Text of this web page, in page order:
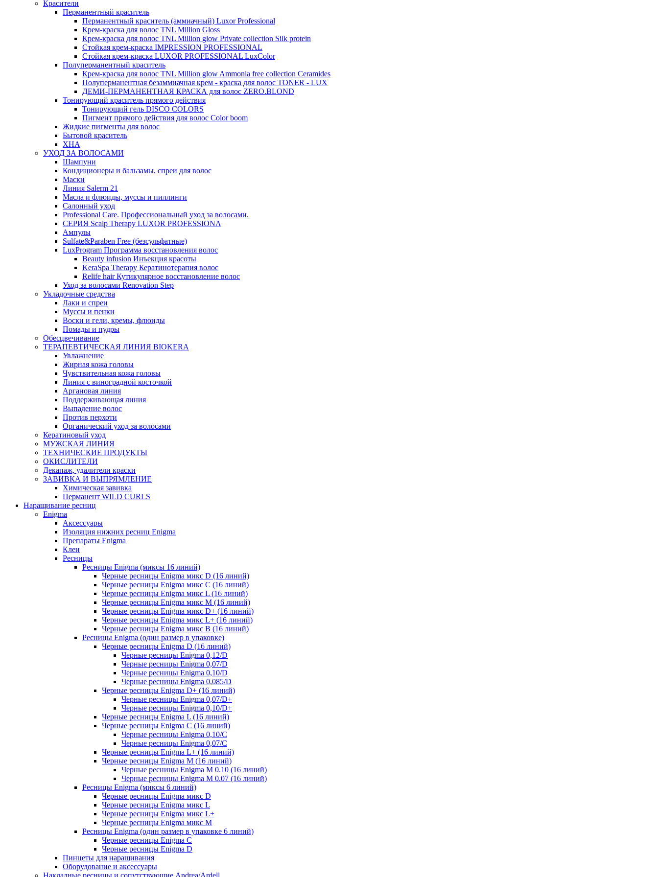
Красители
Перманентный краситель
Перманентный краситель (аммиачный) Luxor Professional
Крем-краска для волос TNL Million Gloss
Крем-краска для волос TNL Million glow Private collection Silk protein
Стойкая крем-краска IMPRESSION PROFESSIONAL
Стойкая крем-краска LUXOR PROFESSIONAL LuxColor
Полуперманентный краситель
Крем-краска для волос TNL Million glow Ammonia free collection Ceramides
Полуперманентная безаммиачная крем - краска для волос TONER - LUX
ДЕМИ-ПЕРМАНЕНТНАЯ КРАСКА для волос ZERO.BLOND
Тонирующий краситель прямого действия
Тонирующий гель DISCO COLORS
Пигмент прямого действия для волос Color boom
Жидкие пигменты для волос
Бытовой краситель
ХНА
УХОД ЗА ВОЛОСАМИ
Шампуни
Кондиционеры и бальзамы, спреи для волос
Маски
Линия Salerm 21
Масла и флюиды, муссы и пиллинги
Салонный уход
Professional Care. Профессиональный уход за волосами.
СЕРИЯ Scalp Therapy LUXOR PROFESSIONA
Ампулы
Sulfate&Paraben Free (безсульфатные)
LuxProgram Программа восстановления волос
Beauty infusion Инъекция красоты
KeraSpa Therapy Кератинотерапия волос
Relife hair Кутикулярное восстановление волос
Уход за волосами Renovation Step
Укладочные средства
Лаки и спреи
Муссы и пенки
Воски и гели, кремы, флюиды
Помады и пудры
Обесцвечивание
ТЕРАПЕВТИЧЕСКАЯ ЛИНИЯ BIOKERA
Увлажнение
Жирная кожа головы
Чувствительная кожа головы
Линия c виноградной косточкой
Аргановая линия
Поддерживающая линия
Выпадение волос
Против перхоти
Органический уход за волосами
Кератиновый уход
МУЖСКАЯ ЛИНИЯ
ТЕХНИЧЕСКИЕ ПРОДУКТЫ
ОКИСЛИТЕЛИ
Декапаж, удалители краски
ЗАВИВКА И ВЫПРЯМЛЕНИЕ
Химическая завивка
Перманент WILD CURLS
Наращивание ресниц
Enigma
Аксессуары
Изоляция нижних ресниц Enigma
Препараты Enigma
Клеи
Ресницы
Ресницы Enigma (миксы 16 линий)
Черные ресницы Enigma микс D (16 линий)
Черные ресницы Enigma микс C (16 линий)
Черные ресницы Enigma микс L (16 линий)
Черные ресницы Enigma микс M (16 линий)
Черные ресницы Enigma микс D+ (16 линий)
Черные ресницы Enigma микс L+ (16 линий)
Черные ресницы Enigma микс В (16 линий)
Ресницы Enigma (один размер в упаковке)
Черные ресницы Enigma D (16 линий)
Черные ресницы Enigma 0,12/D
Черные ресницы Enigma 0,07/D
Черные ресницы Enigma 0,10/D
Черные ресницы Enigma 0,085/D
Черные ресницы Enigma D+ (16 линий)
Черные ресницы Enigma 0,07/D+
Черные ресницы Enigma 0,10/D+
Черные ресницы Enigma L (16 линий)
Черные ресницы Enigma C (16 линий)
Черные ресницы Enigma 0,10/C
Черные ресницы Enigma 0,07/С
Черные ресницы Enigma L+ (16 линий)
Черные ресницы Enigma M (16 линий)
Черные ресницы Enigma M 0.10 (16 линий)
Черные ресницы Enigma M 0.07 (16 линий)
Ресницы Enigma (миксы 6 линий)
Черные ресницы Enigma микс D
Черные ресницы Enigma микс L
Черные ресницы Enigma микс L+
Черные ресницы Enigma микс M
Ресницы Enigma (один размер в упаковке 6 линий)
Черные ресницы Enigma C
Черные ресницы Enigma D
Пинцеты для наращивания
Оборудование и аксессуары